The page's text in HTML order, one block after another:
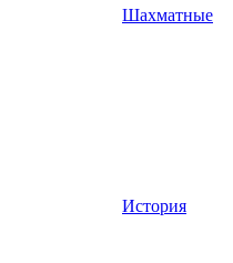
Шахматные
История